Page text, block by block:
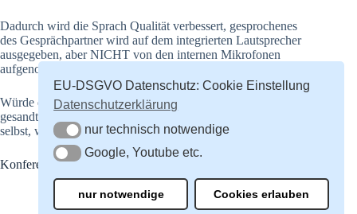
Dadurch wird die Sprach Qualität verbessert, gesprochenes
des Gesprächpartner wird auf dem integrierten Lautsprecher
ausgegeben, aber NICHT von den internen Mikrofonen
aufgenommen und zurück gesandt.
Würde das Sprachsignal zum Gesprächspartner zurück
gesandt, dann hört er sich 1-2 Sekunden später noch einmal
selbst, was die Kommunikation erheblich stört.
Konferenzraum Mikrofon
EU-DSGVO Datenschutz: Cookie Einstellung
Datenschutzerklärung
nur technisch notwendige
nur technisch notwendige
Google, Youtube etc.
Google, Youtube etc.
nur notwendige Cookies erlauben